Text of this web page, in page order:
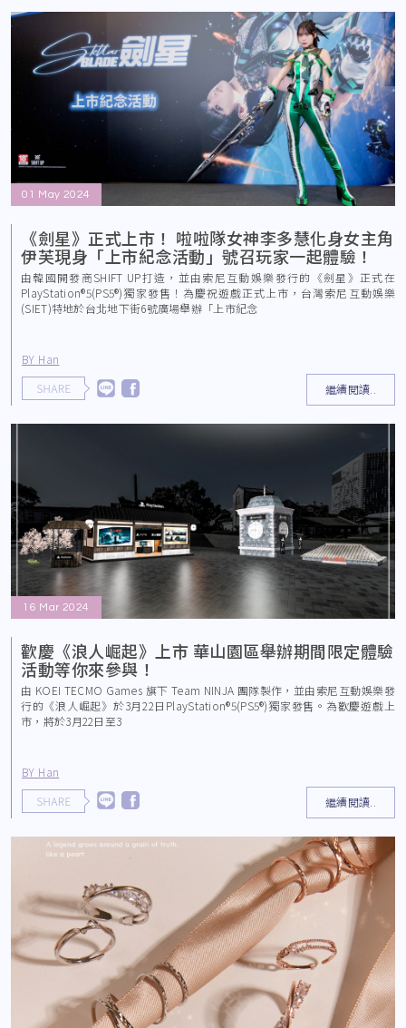
01 May 2024
BY Han
《劍星》正式上市！ 啦啦隊女神李多慧化身女主角
伊芙現身「上市紀念活動」號召玩家一起體驗！
由韓國開發商SHIFT UP打造，並由索尼互動娛樂發行的《劍星》正式在
PlayStation®5(PS5®)獨家發售！為慶祝遊戲正式上市，台灣索尼互動娛樂
(SIET)特地於台北地下街6號廣場舉辦「上市紀念
繼續閱讀..
16 Mar 2024
BY Han
歡慶《浪人崛起》上市 華山園區舉辦期間限定體驗
活動等你來參與！
由 KOEI TECMO Games 旗下 Team NINJA 團隊製作，並由索尼互動娛樂發
行的《浪人崛起》於3月22日PlayStation®5(PS5®)獨家發售。為歡慶遊戲上
市，將於3月22日至3
繼續閱讀..